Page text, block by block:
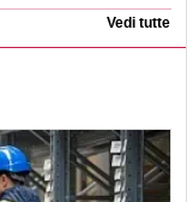
Vedi tutte